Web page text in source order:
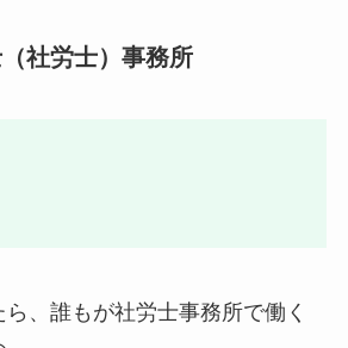
社労士）事務所
、誰もが社労士事務所で働く